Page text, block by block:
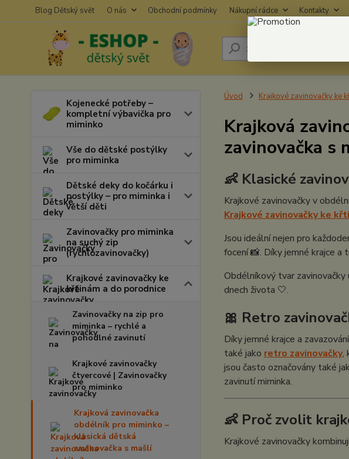
Blog Dětský svět O nás Obchodní podmínky Nákupní rádce Kontakty
Kojenecké potřeby –
kompletní výbavička pro
miminko
Vše do dětské postýlky
pro miminka
Dětské deky do kočárku i
postýlky – pro miminka i
větší děti
Zavinovačky pro miminka
na suchý zip
(rychlozavinovačky)
Krajkové zavinovačky ke
křtinám a do porodnice
Zavinovačky na zip pro
miminka – rychlé a
pohodlné zavinutí
Krajkové zavinovačky
čtvercové | Zavinovačky
pro miminko
Krajková zavinovačka
obdélník pro miminko –
klasická dětská
zavinovačka s mašlí
Úvod Krajkové zavinovačky ke
Krajková
zavinovačka s
👶 Klasické
Krajkové zavinovačky v
Krajkové zavinovačky ke
Jsou ideální nejen pro
focení 📸. Díky jemné krajce a
Obdélníkový tvar
dnech života 🤍.
🎀 Retro
Díky jemné krajce a
také jako retro zavinovačky,
jsou často označovány také
zavinutí miminka.
👶 Proč zvolit
Krajkové zavinovačky